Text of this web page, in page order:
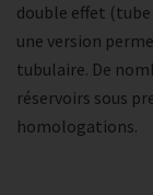
double effet
une version
tubulaire. De
réservoirs sous
homologations.